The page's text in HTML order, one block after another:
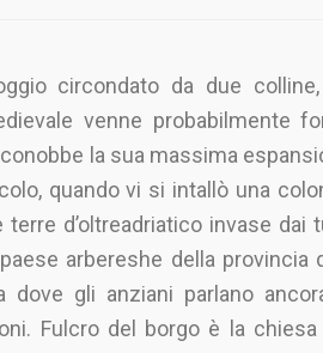
circondato da due
venne probabilmente
la sua massima
quando vi si intallò una
terre d’oltreadriatico invase dai
arbereshe della provincia
dove gli anziani parlano
Fulcro del borgo è la